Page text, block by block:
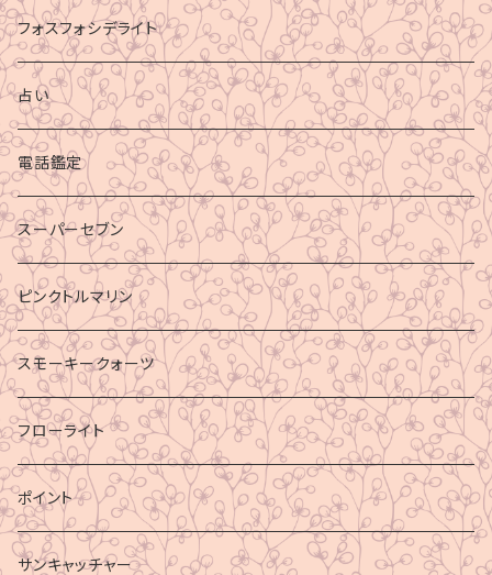
フォスフォシデライト
占い
電話鑑定
スーパーセブン
ピンクトルマリン
スモーキークォーツ
フローライト
ポイント
サンキャッチャー